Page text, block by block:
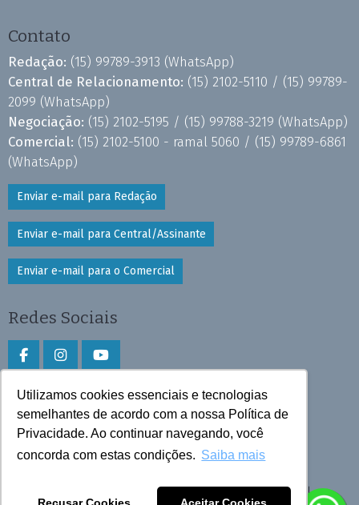
Utilizamos cookies essenciais e tecnologias
semelhantes de acordo com a nossa Política de
Privacidade. Ao continuar navegando, você
concorda com estas condições. Saiba mais
Contato
Redação: (15) 99789-3913 (WhatsApp)
Central de Relacionamento: (15) 2102-5110 / (15) 99789-
2099 (WhatsApp)
Negociação: (15) 2102-5195 / (15) 99788-3219 (WhatsApp)
Comercial: (15) 2102-5100 - ramal 5060 / (15) 99789-6861
(WhatsApp)
Enviar e-mail para Redação
Enviar e-mail para Central/Assinante
Enviar e-mail para o Comercial
Redes Sociais
Faça download do aplicativo
Play Store e App Store
Todos os direitos reservados © 2026 Cruzeiro do Sul